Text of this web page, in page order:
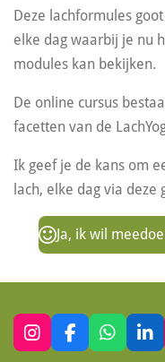
Deze lachformules
elke dag waarbij je nu
modules kan bekijken.
De online cursus
facetten van de
Ik geef je de kans om
lach, elke dag via deze
Ja, ik wil
I
n
F
a
W
h
L
i